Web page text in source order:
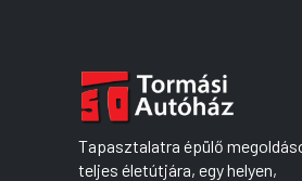
Tapasztalatra épülő
teljes életútjára, egy helyen,